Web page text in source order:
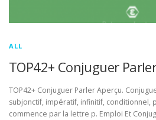
ALL
TOP42+ Conjuguer
TOP42+ Conjuguer Parler Aperçu.
subjonctif, impératif, infinitif, conditionnel,
commence par la lettre p. Emploi Et